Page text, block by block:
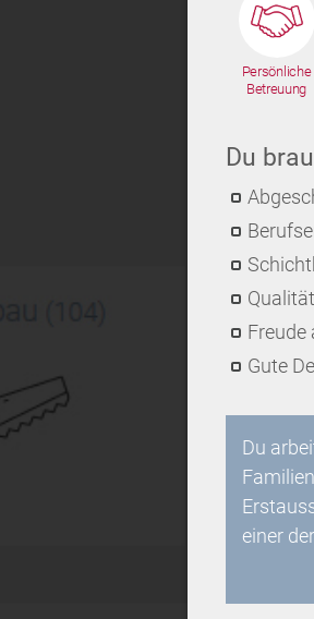
Persönliche
Betreuung
Du
Freude
Gute
Du
einer